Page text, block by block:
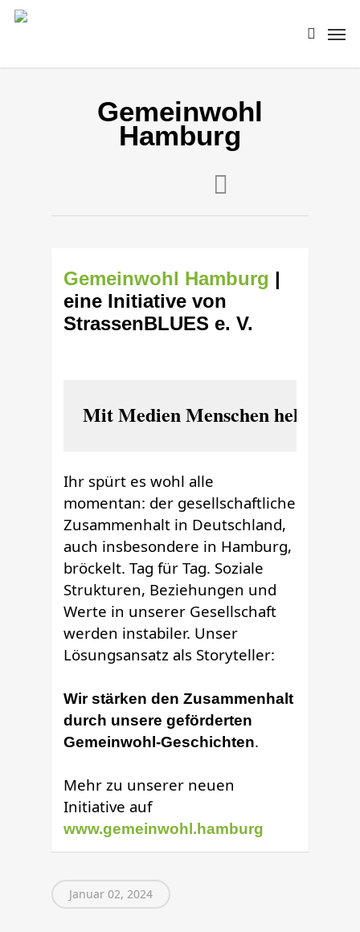
Skip
content
search
Gemeinwohl
Hamburg
Gemeinwohl Hamburg |
eine Initiative von
StrassenBLUES e. V.
Mit Medien Menschen helfen
Ihr spürt es wohl alle
momentan: der gesellschaftliche
Zusammenhalt in Deutschland,
auch insbesondere in Hamburg,
bröckelt. Tag für Tag. Soziale
Strukturen, Beziehungen und
Werte in unserer Gesellschaft
werden instabiler. Unser
Lösungsansatz als Storyteller:
Wir stärken den Zusammenhalt
durch unsere geförderten
Gemeinwohl-Geschichten.
Mehr zu unserer neuen
Initiative auf
www.gemeinwohl.hamburg
Januar 02, 2024